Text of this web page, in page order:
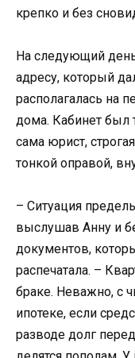
крепко и без
На следующий
адресу, который
располагалась на
дома. Кабинет был
сама юрист,
тонкой оправой,
– Ситуация
выслушав Анну и
документов,
распечатала. –
браке. Неважно, с
ипотеке, если
разводе долг